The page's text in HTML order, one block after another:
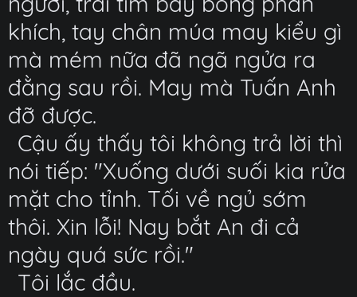
khích, tay chân múa may kiểu gì
mà mém nữa đã ngã ngửa ra
đằng sau rồi. May mà Tuấn Anh
đỡ được.
Cậu ấy thấy tôi không trả lời thì
nói tiếp: "Xuống dưới suối kia rửa
mặt cho tỉnh. Tối về ngủ sớm
thôi. Xin lỗi! Nay bắt An đi cả
ngày quá sức rồi."
Tôi lắc đầu.